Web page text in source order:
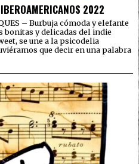
2022
– Burbuja cómoda y elefante
bonitas y delicadas del indie
se une a la psicodelia
que decir en una palabra